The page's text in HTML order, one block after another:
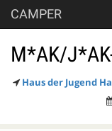
CAMPER
M*AK/
Haus der Jugend